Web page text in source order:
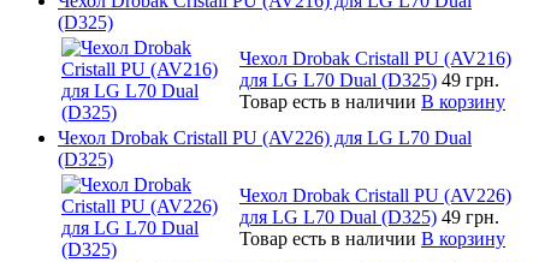
(D325)
Чехол Drobak Cristall PU (AV216)
для LG L70 Dual (D325) 49 грн.
Товар есть в наличии В корзину
Чехол Drobak Cristall PU (AV226) для LG L70 Dual
(D325)
Чехол Drobak Cristall PU (AV226)
для LG L70 Dual (D325) 49 грн.
Товар есть в наличии В корзину